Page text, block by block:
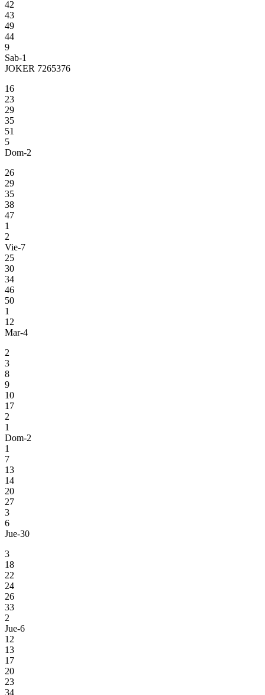
42
43
49
44
9
Sab-1
JOKER 7265376
16
23
29
35
51
5
Dom-2
26
29
35
38
47
1
2
Vie-7
25
30
34
46
50
1
12
Mar-4
2
3
8
9
10
17
2
1
Dom-2
1
7
13
14
20
27
3
6
Jue-30
3
18
22
24
26
33
2
Jue-6
12
13
17
20
23
34